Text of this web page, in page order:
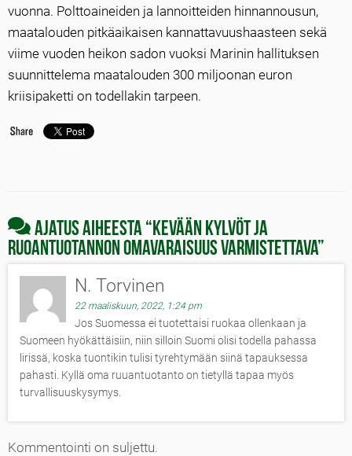
vuonna. Polttoaineiden ja lannoitteiden hinnannousun,
maatalouden pitkäaikaisen kannattavuushaasteen sekä
viime vuoden heikon sadon vuoksi Marinin hallituksen
suunnittelema maatalouden 300 miljoonan euron
kriisipaketti on todellakin tarpeen.
Ajatus aiheesta “Kevään kylvöt ja
ruoantuotannon omavaraisuus varmistettava”
N. Torvinen
22 maaliskuun, 2022, 1:24 pm
Jos Suomessa ei tuotettaisi ruokaa ollenkaan ja
Suomeen hyökättäisiin, niin silloin Suomi olisi todella pahassa
lirissä, koska tuontikin tulisi tyrehtymään siinä tapauksessa
pahasti. Kyllä oma ruuantuotanto on tietyllä tapaa myös
turvallisuuskysymys.
Kommentointi on suljettu.